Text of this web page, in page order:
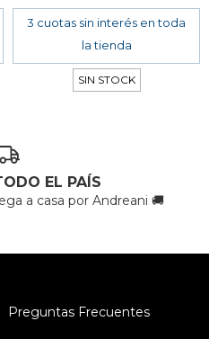
SIN STOCK
EL PAÍS
a casa por Andreani 🚚
Preguntas Frecuentes